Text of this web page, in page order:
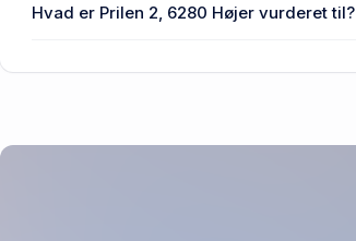
Hvad er Prilen 2, 6280 Højer vurderet til?